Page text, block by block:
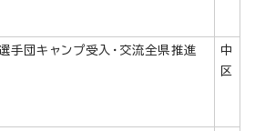
手団キャンプ受入・交流全県推進
中
区